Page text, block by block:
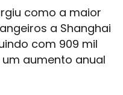
como a maior
a Shanghai
com 909 mil
aumento anual